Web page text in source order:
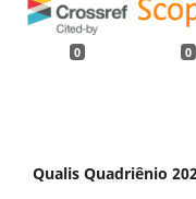
0 0
Qualis Quadriênio